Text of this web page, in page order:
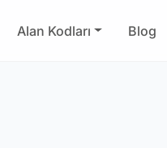
Alan Kodları Blog